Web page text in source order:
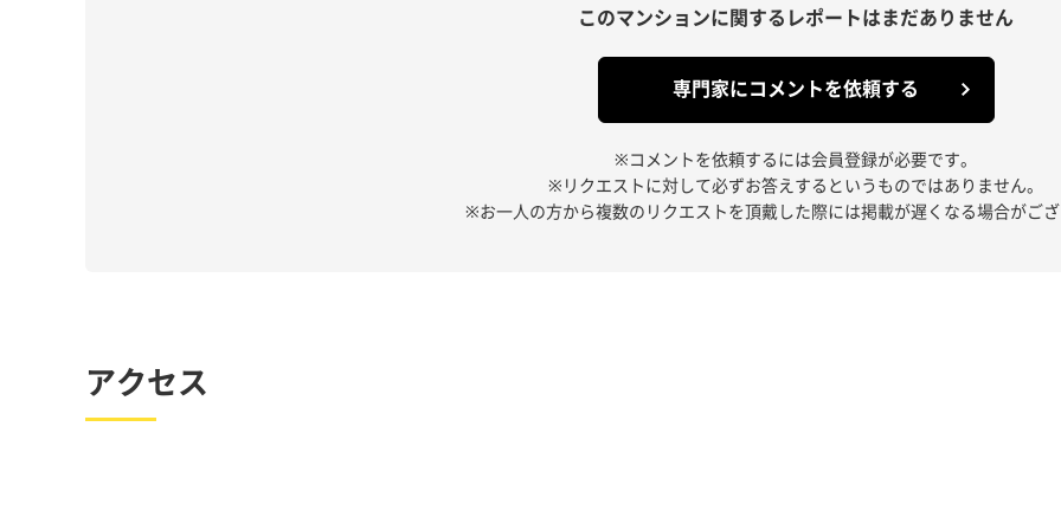
このマンションに関する レポートはまだありません
専門家にコメントを依頼する
※コメントを依頼するには会員登録が必要です。
※リクエストに対して必ずお答えするというものではありません。
※お一人の方から複数のリクエストを頂戴した際には掲載が遅くなる場合がご
アクセス